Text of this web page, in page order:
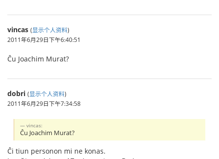
vincas (显示个人资料)
2011年6月29日下午6:40:51
Ĉu Joachim Murat?
dobri (显示个人资料)
2011年6月29日下午7:34:58
vincas:
Ĉu Joachim Murat?
Ĉi tiun personon mi ne konas.